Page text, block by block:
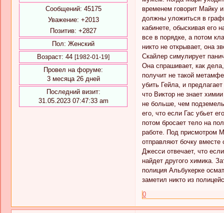
Сообщений: 45175
Уважение: +2013
Позитив: +2827
Пол: Женский
Возраст: 44 [1982-01-19]
Провел на форуме:
3 месяца 26 дней
Последний визит:
31.05.2023 07:47:33 am
временем говорит Майку
должны уложиться в
кабинете, обыскивая его
все в порядке, а потом
никто не открывает, она
Скайлер симулирует
Она спрашивает, как
получит не такой
убить Гейла, и
что Виктор не знает
не больше, чем
его, что если Гас убьет
потом бросает тело на
работе. Под присмотром
отправляют бочку
Джесси отвечает, что
найдет другого химика.
полиция Альбукерке
заметил никто из
0